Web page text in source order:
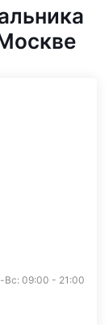
Вс: 09:00 - 21:00